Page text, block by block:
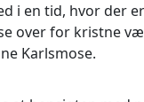
i en tid, hvor der
over for kristne
Karlsmose.